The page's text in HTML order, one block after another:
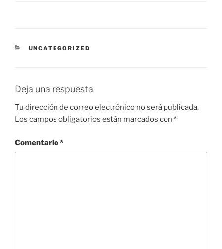
CATEGORÍAS
UNCATEGORIZED
Deja una respuesta
Tu dirección de correo electrónico no será publicada.
Los campos obligatorios están marcados con *
Comentario*